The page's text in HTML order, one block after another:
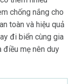
chống nắng cho
toàn và hiệu quả
đi biển cùng gia
điều mẹ nên duy